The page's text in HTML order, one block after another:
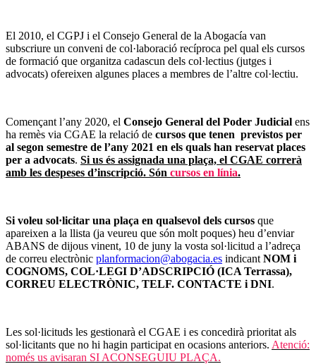
El 2010, el CGPJ i el Consejo General de la Abogacía van
subscriure un conveni de col·laboració recíproca pel qual els cursos
de formació que organitza cadascun dels col·lectius (jutges i
advocats) ofereixen algunes places a membres de l’altre col·lectiu.
Començant l’any 2020, el Consejo General del Poder Judicial ens
ha remès via CGAE la relació de cursos que tenen previstos per
al segon semestre de l’any 2021 en els quals han reservat places
per a advocats. Si us és assignada una plaça, el CGAE correrà
amb les despeses d’inscripció. Són cursos en línia.
Si voleu sol·licitar una plaça en qualsevol dels cursos que
apareixen a la llista (ja veureu que són molt poques) heu d’enviar
ABANS de dijous vinent, 10 de juny la vosta sol·licitud a l’adreça
de correu electrònic planformacion@abogacia.es indicant NOM i
COGNOMS, COL·LEGI D’ADSCRIPCIÓ (ICA Terrassa),
CORREU ELECTRÒNIC, TELF. CONTACTE i DNI.
Les sol·licituds les gestionarà el CGAE i es concedirà prioritat als
sol·licitants que no hi hagin participat en ocasions anteriors. Atenció:
només us avisaran SI ACONSEGUIU PLAÇA.